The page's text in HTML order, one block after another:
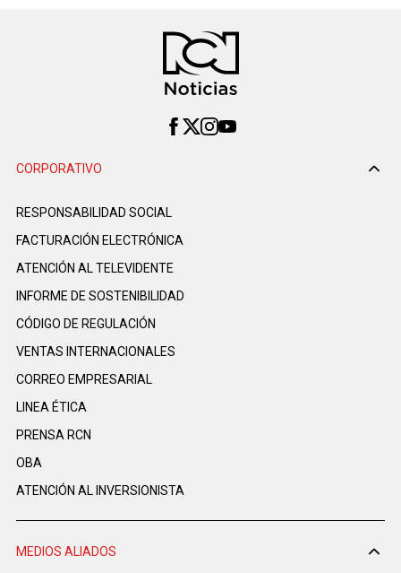
CORPORATIVO
RESPONSABILIDAD SOCIAL
FACTURACIÓN ELECTRÓNICA
ATENCIÓN AL TELEVIDENTE
INFORME DE SOSTENIBILIDAD
CÓDIGO DE REGULACIÓN
VENTAS INTERNACIONALES
CORREO EMPRESARIAL
LINEA ÉTICA
PRENSA RCN
OBA
ATENCIÓN AL INVERSIONISTA
MEDIOS ALIADOS